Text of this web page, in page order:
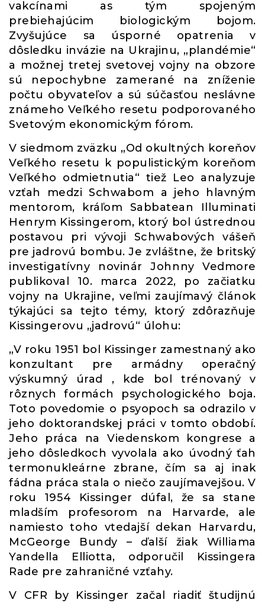
vakcínami as tým spojeným
prebiehajúcim biologickým bojom.
Zvyšujúce sa úsporné opatrenia v
dôsledku invázie na Ukrajinu, „plandémie“
a možnej tretej svetovej vojny na obzore
sú nepochybne zamerané na zníženie
počtu obyvateľov a sú súčasťou neslávne
známeho Veľkého resetu podporovaného
Svetovým ekonomickým fórom.
V siedmom zväzku „Od okultných koreňov
Veľkého resetu k populistickým koreňom
Veľkého odmietnutia“ tiež Leo analyzuje
vzťah medzi Schwabom a jeho hlavným
mentorom, kráľom Sabbatean Illuminati
Henrym Kissingerom, ktorý bol ústrednou
postavou pri vývoji Schwabových vášeň
pre jadrovú bombu. Je zvláštne, že britský
investigatívny novinár Johnny Vedmore
publikoval 10. marca 2022, po začiatku
vojny na Ukrajine, veľmi zaujímavý článok
týkajúci sa tejto témy, ktorý zdôrazňuje
Kissingerovu „jadrovú“ úlohu:
„V roku 1951 bol Kissinger zamestnaný ako
konzultant pre armádny operačný
výskumný úrad , kde bol trénovaný v
rôznych formách psychologického boja.
Toto povedomie o psyopoch sa odrazilo v
jeho doktorandskej práci v tomto období.
Jeho práca na Viedenskom kongrese a
jeho dôsledkoch vyvolala ako úvodný ťah
termonukleárne zbrane, čím sa aj inak
fádna práca stala o niečo zaujímavejšou. V
roku 1954 Kissinger dúfal, že sa stane
mladším profesorom na Harvarde, ale
namiesto toho vtedajší dekan Harvardu,
McGeorge Bundy – ďalší žiak Williama
Yandella Elliotta, odporučil Kissingera
Rade pre zahraničné vzťahy.
V CFR by Kissinger začal riadiť študijnú